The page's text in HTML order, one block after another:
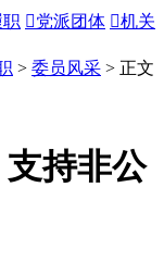
党派团体 机关
> 委员风采 > 正文
持非公